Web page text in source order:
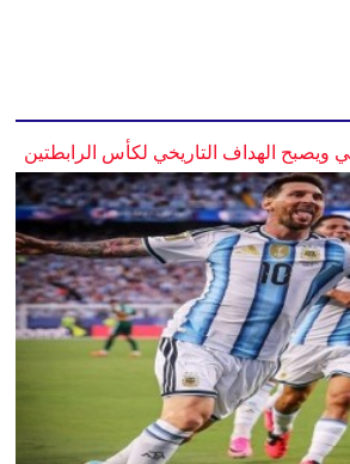
ويصبح الهداف التاريخي لكأس الرابطتين